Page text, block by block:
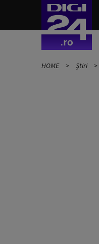
HOME Știri